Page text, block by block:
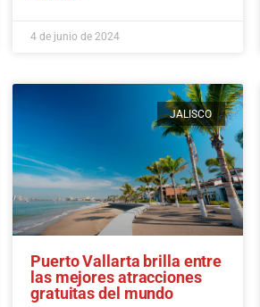
4 de junio de 2024
JALISCO
Puerto Vallarta brilla entre
las mejores atracciones
gratuitas del mundo